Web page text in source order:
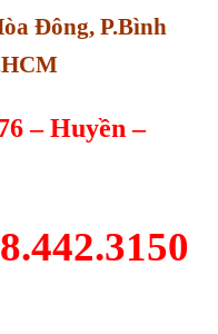
Đông, P.Bình
– Huyền –